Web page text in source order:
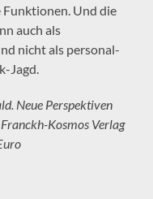
Und die
auch als
nicht als personal-
Jagd.
Neue Perspektiven
Kosmos Verlag